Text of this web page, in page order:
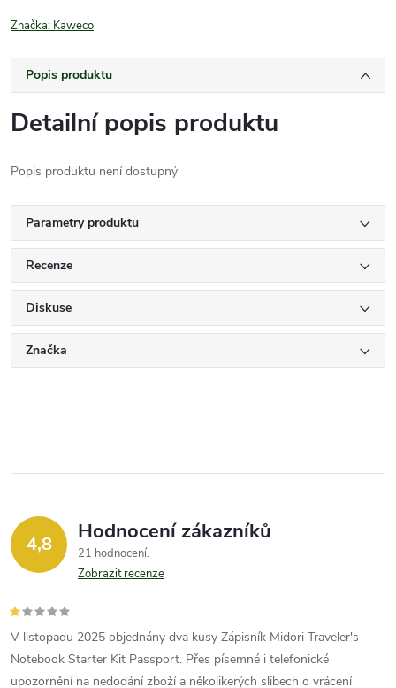
Značka: Kaweco
Popis produktu
Detailní popis produktu
Popis produktu není dostupný
Parametry produktu
Recenze
Diskuse
Značka
4,8 Hodnocení zákazníků
21 hodnocení
Zobrazit recenze
V listopadu 2025 objednány dva kusy Zápisník Midori Traveler's
Notebook Starter Kit Passport. Přes písemné i telefonické
upozornění na nedodání zboží a několikerých slibech o vrácení